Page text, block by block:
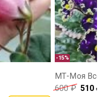
-15%
МТ-Моя
600₽ 510 ₽